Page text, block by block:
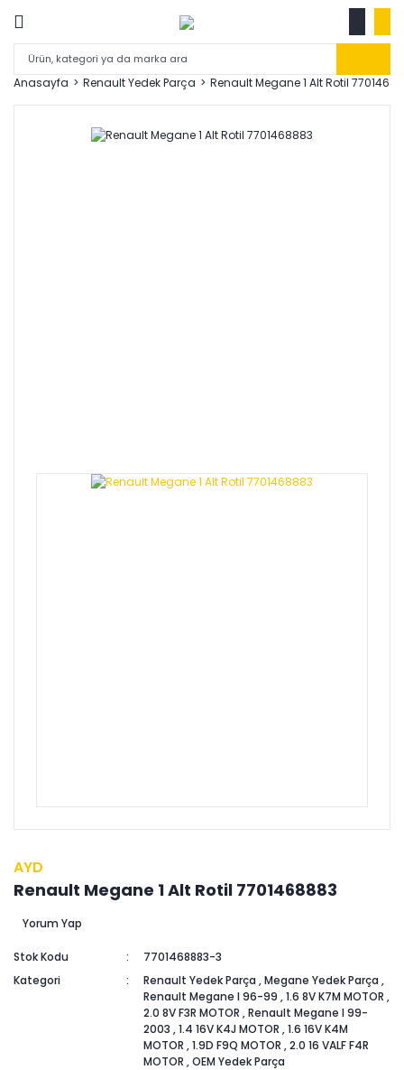
Anasayfa Renault Yedek Parça Renault Megane 1 Alt Rotil
AYD
Renault Megane 1 Alt Rotil 7701468883
Yorum Yap
Stok Kodu
7701468883-3
Kategori
Renault Yedek Parça ,Megane Yedek Parça ,
Renault Megane I 96-99 ,1.6 8V K7M MOTOR ,
2.0 8V F3R MOTOR ,Renault Megane I 99-
2003 ,1.4 16V K4J MOTOR ,1.6 16V K4M
MOTOR ,1.9D F9Q MOTOR ,2.0 16 VALF F4R
MOTOR ,OEM Yedek Parça